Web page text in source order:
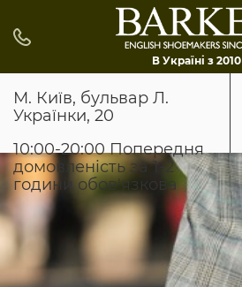
В Україні з 2010
М. Київ, бульвар Л.
Українки, 20
10:00-20:00 Попередня
домовленість за 1-2
години обов'язкова